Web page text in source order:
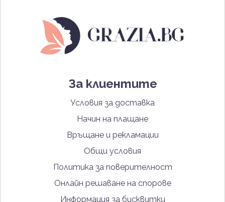
За клиентите
Условия за доставка
Начин на плащане
Връщане и рекламации
Общи условия
Политика за поверителност
Онлайн решаване на спорове
Информация за бисквитки